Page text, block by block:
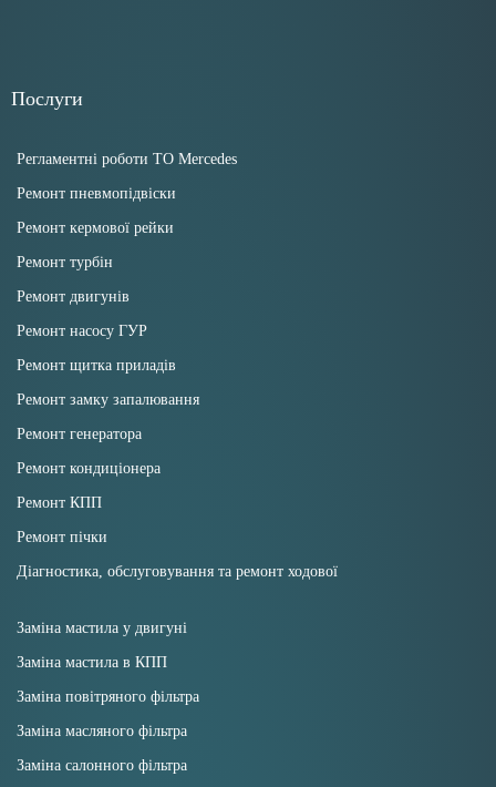
Послуги
Регламентні роботи ТО Mercedes
Ремонт пневмопідвіски
Ремонт кермової рейки
Ремонт турбін
Ремонт двигунів
Ремонт насосу ГУР
Ремонт щитка приладів
Ремонт замку запалювання
Ремонт генератора
Ремонт кондиціонера
Ремонт КПП
Ремонт пічки
Діагностика, обслуговування та ремонт ходової
Заміна мастила у двигуні
Заміна мастила в КПП
Заміна повітряного фільтра
Заміна масляного фільтра
Заміна салонного фільтра